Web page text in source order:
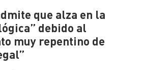
que alza en la
debido al
muy repentino de